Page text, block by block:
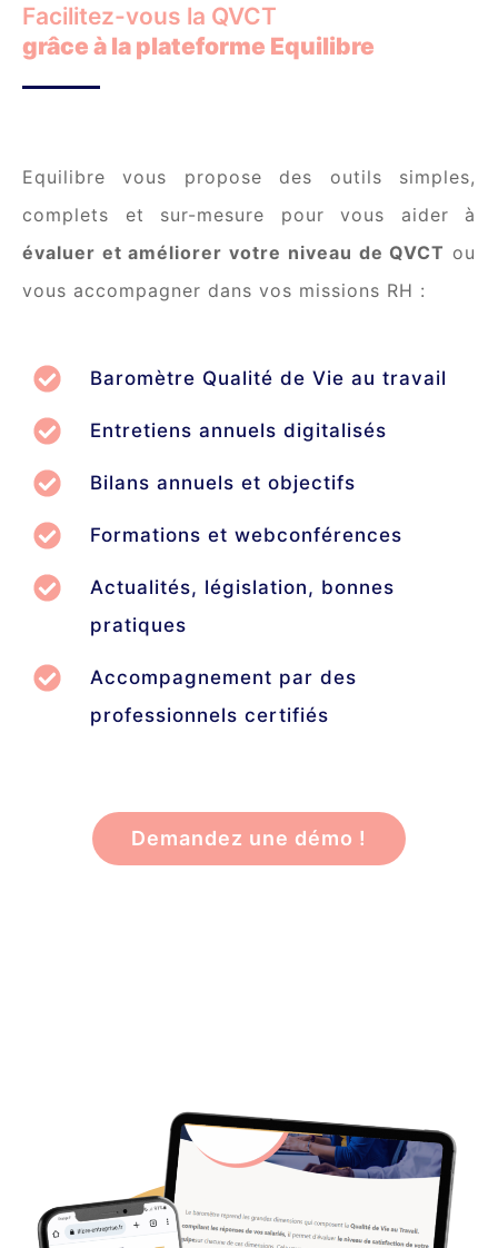
Facilitez-vous la QVCT
grâce à la plateforme Equilibre
Equilibre vous propose des outils simples,
complets et sur-mesure pour vous aider à
évaluer et améliorer votre niveau de QVCT ou
vous accompagner dans vos missions RH :
Baromètre Qualité de Vie au travail
Entretiens annuels digitalisés
Bilans annuels et objectifs
Formations et webconférences
Actualités, législation, bonnes
pratiques
Accompagnement par des
professionnels certifiés
Demandez une démo !